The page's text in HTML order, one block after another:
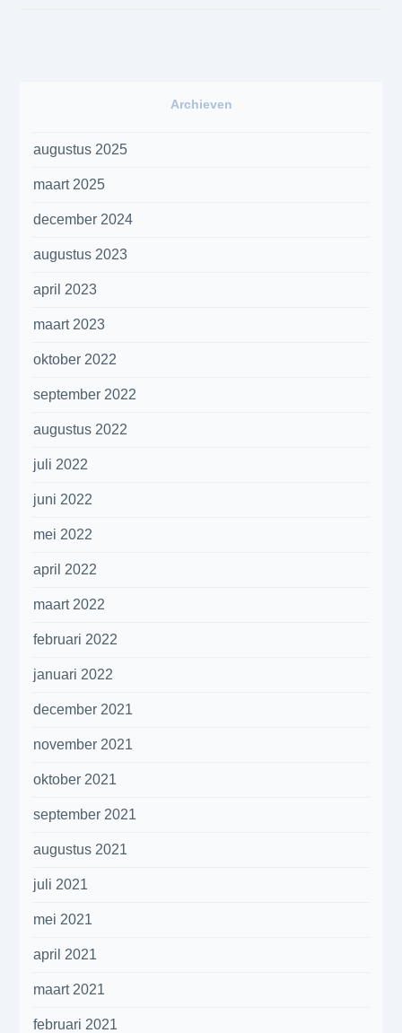
Archieven
augustus 2025
maart 2025
december 2024
augustus 2023
april 2023
maart 2023
oktober 2022
september 2022
augustus 2022
juli 2022
juni 2022
mei 2022
april 2022
maart 2022
februari 2022
januari 2022
december 2021
november 2021
oktober 2021
september 2021
augustus 2021
juli 2021
mei 2021
april 2021
maart 2021
februari 2021